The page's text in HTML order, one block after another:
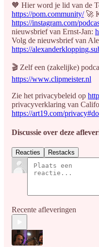
🧡 Hier word je lid van de
https://pom.community/🚀
https://instagram.com/
nieuwsbrief van Ernst-Jan:
Volg de nieuwsbrief van
https://
🎬 Zelf een (zakelijke)
https://www.clipmeister.nl
Zie het privacybeleid op
privacyverklaring van
https://art19.com/
Discussie over deze
Reacties Restacks
Recente afleveringen